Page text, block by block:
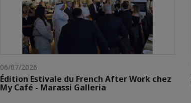
06/07/2026
Édition Estivale du French After Work chez
My Café - Marassi Galleria